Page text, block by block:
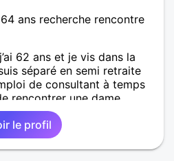
ans recherche rencontre
62 ans et je vis dans la
séparé en semi retraite
de consultant à temps
rencontrer une dame
les moments simples
aboutir à une relation
sérieuse à long terme.
avec beaucoup de respect
le profil